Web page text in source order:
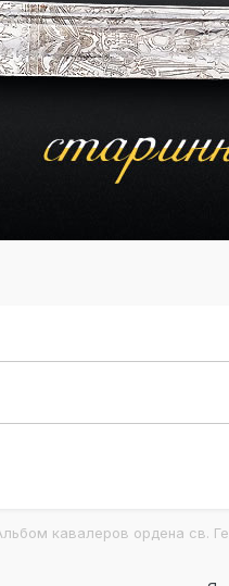
кавалеров ордена св.